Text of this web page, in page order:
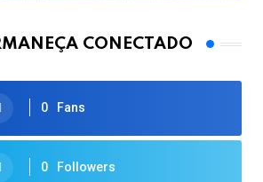
CONECTADO
0 Fans
0 Followers